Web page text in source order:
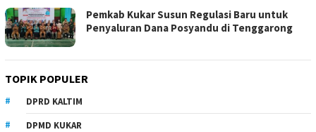
Pemkab Kukar Susun Regulasi Baru untuk
Penyaluran Dana Posyandu di Tenggarong
TOPIK POPULER
DPRD KALTIM
DPMD KUKAR